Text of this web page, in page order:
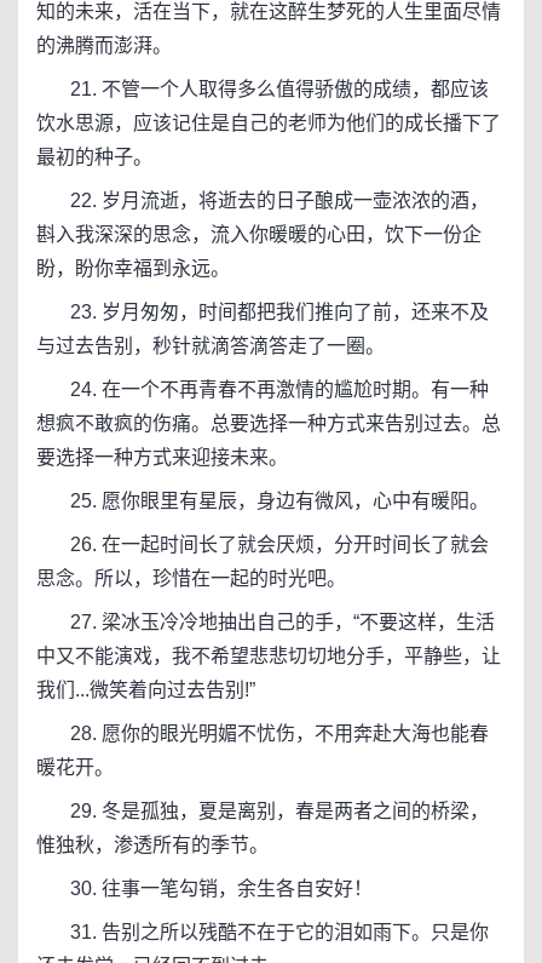
知的未来，活在当下，就在这醉生梦死的人生里面尽情
的沸腾而澎湃。
21. 不管一个人取得多么值得骄傲的成绩，都应该
饮水思源，应该记住是自己的老师为他们的成长播下了
最初的种子。
22. 岁月流逝，将逝去的日子酿成一壶浓浓的酒，
斟入我深深的思念，流入你暖暖的心田，饮下一份企
盼，盼你幸福到永远。
23. 岁月匆匆，时间都把我们推向了前，还来不及
与过去告别，秒针就滴答滴答走了一圈。
24. 在一个不再青春不再激情的尴尬时期。有一种
想疯不敢疯的伤痛。总要选择一种方式来告别过去。总
要选择一种方式来迎接未来。
25. 愿你眼里有星辰，身边有微风，心中有暖阳。
26. 在一起时间长了就会厌烦，分开时间长了就会
思念。所以，珍惜在一起的时光吧。
27. 梁冰玉冷冷地抽出自己的手，“不要这样，生活
中又不能演戏，我不希望悲悲切切地分手，平静些，让
我们...微笑着向过去告别!”
28. 愿你的眼光明媚不忧伤，不用奔赴大海也能春
暖花开。
29. 冬是孤独，夏是离别，春是两者之间的桥梁，
惟独秋，渗透所有的季节。
30. 往事一笔勾销，余生各自安好！
31. 告别之所以残酷不在于它的泪如雨下。只是你